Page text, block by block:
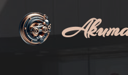
obsah